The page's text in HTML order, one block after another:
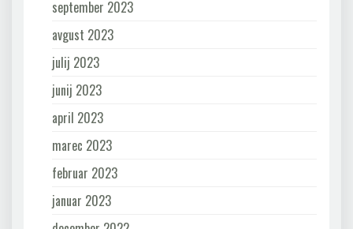
september 2023
avgust 2023
julij 2023
junij 2023
april 2023
marec 2023
februar 2023
januar 2023